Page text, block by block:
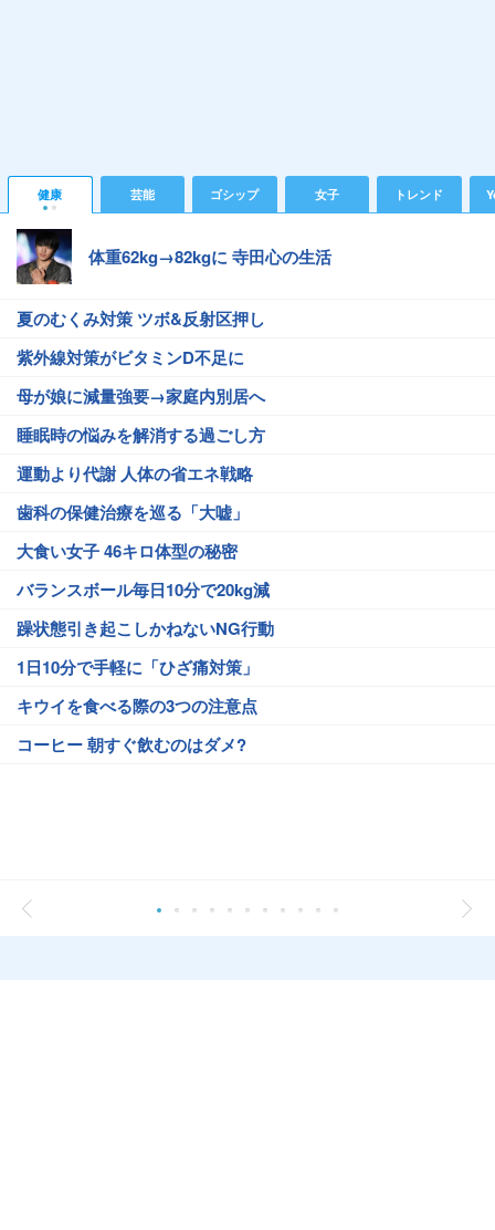
健康 芸能 ゴシップ 女子 トレンド
体重62kg→82kgに 寺田心の生活
夏のむくみ対策 ツボ&反射区押し
紫外線対策がビタミンD不足に
母が娘に減量強要→家庭内別居へ
睡眠時の悩みを解消する過ごし方
運動より代謝 人体の省エネ戦略
歯科の保健治療を巡る「大嘘」
大食い女子 46キロ体型の秘密
バランスボール毎日10分で20kg減
躁状態引き起こしかねないNG行動
1日10分で手軽に「ひざ痛対策」
キウイを食べる際の3つの注意点
コーヒー 朝すぐ飲むのはダメ?